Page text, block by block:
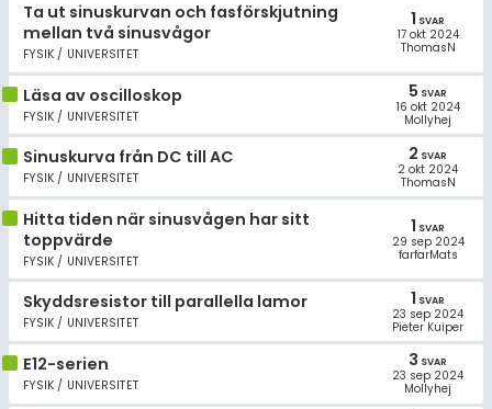
Ta ut sinuskurvan och fasförskjutning
mellan två sinusvågor
FYSIK / UNIVERSITET
1 SVAR
17 okt 2024
ThomasN
Läsa av oscilloskop
FYSIK / UNIVERSITET
5 SVAR
16 okt 2024
Mollyhej
Sinuskurva från DC till AC
FYSIK / UNIVERSITET
2 SVAR
2 okt 2024
ThomasN
Hitta tiden när sinusvågen har sitt
toppvärde
FYSIK / UNIVERSITET
1 SVAR
29 sep 2024
farfarMats
Skyddsresistor till parallella lamor
FYSIK / UNIVERSITET
1 SVAR
23 sep 2024
Pieter Kuiper
E12-serien
FYSIK / UNIVERSITET
3 SVAR
23 sep 2024
Mollyhej